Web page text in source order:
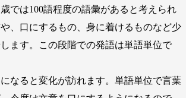
では100語程度の語彙があると考えられ
、口にするもの、身に着けるものなど少
ます。この段階での発語は単語単位で
なると変化が訪れます。単語単位で言葉